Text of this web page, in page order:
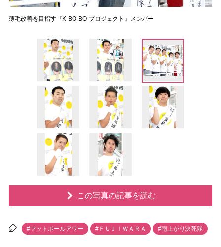
薄毛改善を目指す『K-BO-BO-プロジェクト』メンバー
この写真の記事を読む
#フットボールアワー #ＦＵＪＩＷＡＲＡ #雨上がり決死隊